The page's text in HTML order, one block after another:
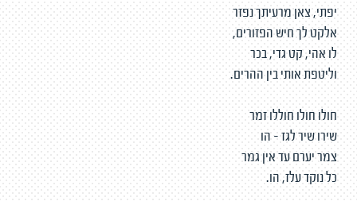
יפתי, צאן מרעיתך נפזר
אלקט לך חיש הפזורים,
לו אהי, קט גדי, בכר
וליטפת אותי בין ההרים.
חולו חולו חוללו זמר
שירו שיר לגז - הו
צמר יערם עד אין גמר
כל נוקד עלז, הו.